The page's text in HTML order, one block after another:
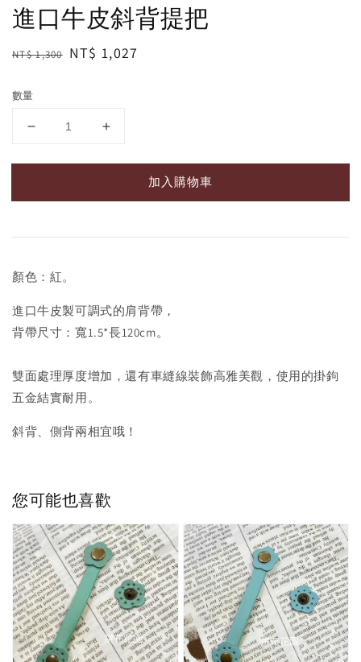
進口牛皮斜背提把
Regular
NT$ 1,300 Sale
NT$ 1,027
數量
加入購物車
顏色：紅。
進口牛皮製可調式的肩背帶，
背帶尺寸：寬1.5*長120cm。
雙面處理厚度增加，還有車縫線裝飾高雅美觀，使用的掛鉤
五金結實耐用。
斜背、側背兩相宜哦！
您可能也喜歡